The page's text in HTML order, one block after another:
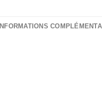
INFORMATIONS